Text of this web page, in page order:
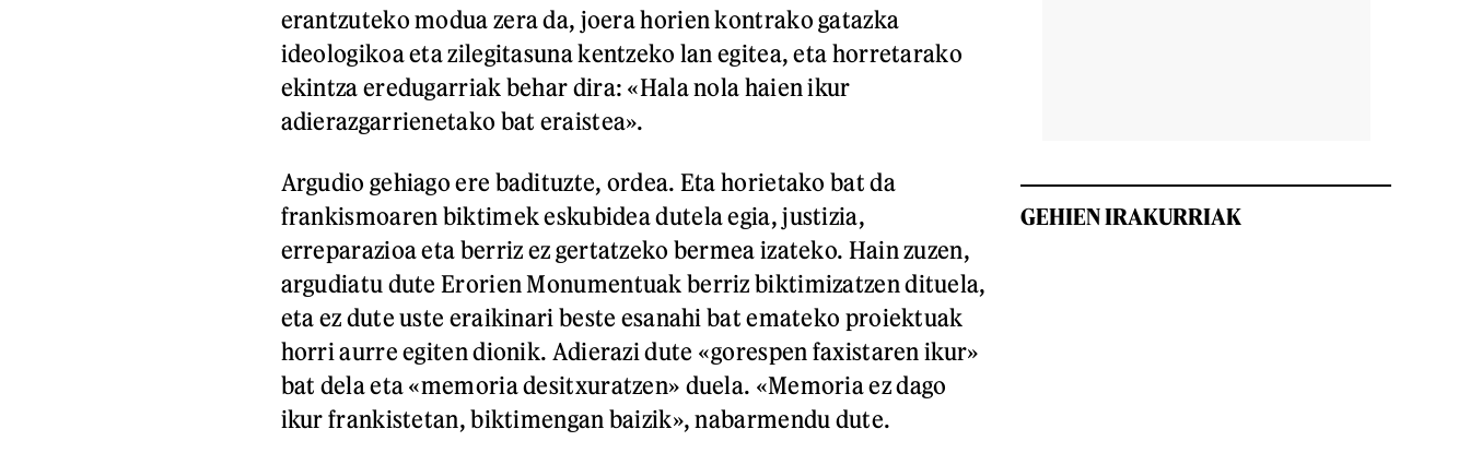
erantzuteko modua zera da, joera horien kontrako gatazka
ideologikoa eta zilegitasuna kentzeko lan egitea, eta horretarako
ekintza eredugarriak behar dira: «Hala nola haien ikur
adierazgarrienetako bat eraistea».
Argudio gehiago ere badituzte, ordea. Eta horietako bat da
frankismoaren biktimek eskubidea dutela egia, justizia,
erreparazioa eta berriz ez gertatzeko bermea izateko. Hain zuzen,
argudiatu dute Erorien Monumentuak berriz biktimizatzen dituela,
eta ez dute uste eraikinari beste esanahi bat emateko proiektuak
horri aurre egiten dionik. Adierazi dute «gorespen faxistaren ikur»
bat dela eta «memoria desitxuratzen» duela. «Memoria ez dago
ikur frankistetan, biktimengan baizik», nabarmendu dute.
GEHIEN IRAKURRIAK